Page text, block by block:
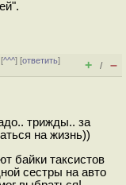
^^^] [ответить]
+ / –
трижды.. за
на жизнь))
байки таксистов
сестры на авто